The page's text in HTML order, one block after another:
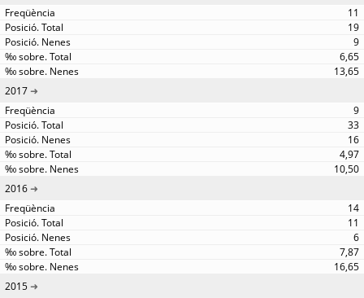
11
19
9
6,65
13,65
2017
9
33
16
4,97
10,50
2016
14
11
6
7,87
16,65
2015